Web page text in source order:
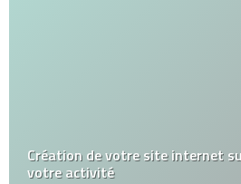
Création de votre site internet
votre activité